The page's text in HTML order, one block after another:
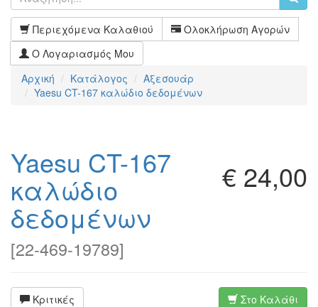
Περιεχόμενα Καλαθιού
Ολοκλήρωση Αγορών
Ο Λογαριασμός Μου
Αρχική
Κατάλογος
Αξεσουάρ
Yaesu CT-167 καλώδιο δεδομένων
€ 24,00
Yaesu CT-167
καλώδιο
δεδομένων
[22-469-19789]
Κριτικές Στο Καλάθι